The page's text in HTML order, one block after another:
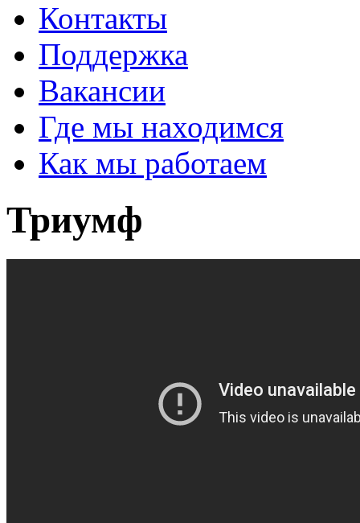
Контакты
Поддержка
Вакансии
Где мы находимся
Как мы работаем
Триумф